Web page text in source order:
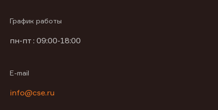
График работы
пн-пт : 09:00-18:00
E-mail
info@cse.ru